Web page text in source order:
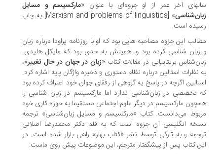
آخر عمر از او جزوه‌ای با عنوان «مارکسیسم و مسایل
» [Marxism and problems of linguistics] به چاپ
است.
این جزوه مصاحبه هایی بود که او با روزنامه پراودا درباره زبان
شناسی کرده بود و اهمیتش به حدی بود که مایکل هلیدی،
بریتانیایی در مقالات کتاب « زبان در جهان در حال تغییر»،
نظرات استالین درباره نظام دستوری و ذخیره واژگان پایه اشاره کرد.
اگرچه در پاسخ به گروهی از رفقای جوان خود اعتراف کرده بود
تخصصی در زبان‌شناسی ندارد اما مارکسیسم در زبان شناسی را
مارکسیسم در دیگر علوم اجتماعی مستقیما به حوزه کاری خود
می‌دانست. کتاب «مارکسیسم و مسایل زبان‌شناسی» ترجمه
انگلیسی آن جزوه است که به قلم دکتر محمدرضا اصلانی
و به تازگی توسط نشر «کتاب بهار» راهی بازار شده است. در
کتاب پس از پیشگفتار مترجم، این موضوعات پیش روی ماست: